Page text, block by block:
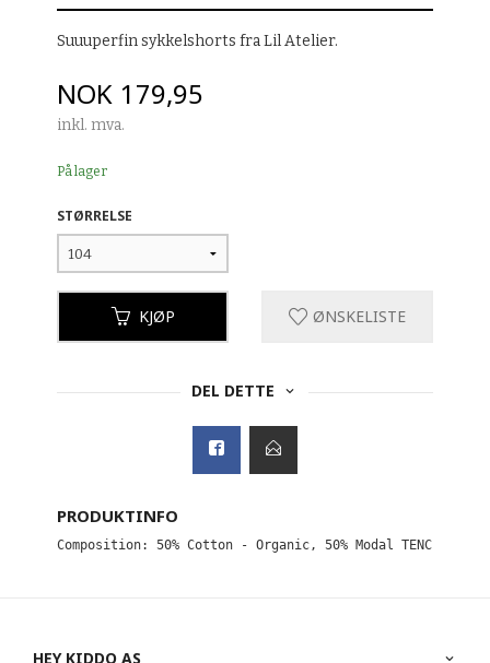
Suuuperfin sykkelshorts fra Lil Atelier.
Pris
NOK 179,95
inkl. mva.
På lager
STØRRELSE
KJØP ØNSKELISTE
DEL DETTE
PRODUKTINFO
Composition: 50% Cotton - Organic, 50% Modal TENCEL™
HEY KIDDO AS